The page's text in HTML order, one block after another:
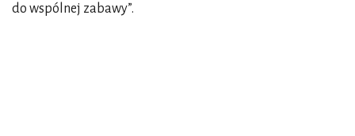
do wspólnej zabawy”.